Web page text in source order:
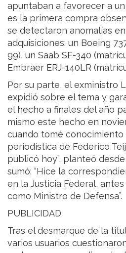
apuntaban a favorecer a
es la primera compra
se detectaron anomalías
adquisiciones: un Boeing
99), un Saab SF-340
Embraer ERJ-140LR
Por su parte, el exministro
expidió sobre el tema y
el hecho a finales del año
mismo este hecho en
cuando tomé
periodística de Federico
publicó hoy”, planteó
sumó: “Hice la
en la Justicia Federal,
como Ministro de Defensa”.
PUBLICIDAD
Tras el desmarque de la
varios usuarios